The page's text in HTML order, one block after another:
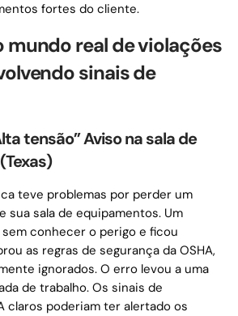
fortes do cliente.
mundo real de violações
sinais de
tensão” Aviso na sala de
teve problemas por perder um
sua sala de equipamentos. Um
conhecer o perigo e ficou
as regras de segurança da OSHA,
ignorados. O erro levou a uma
de trabalho. Os sinais de
claros poderiam ter alertado os